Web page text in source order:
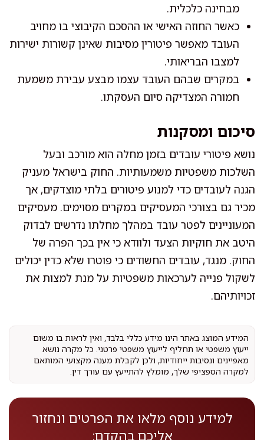
מבחינה כלכלית.
כאשר החוזה האישי או ההסכם הקיבוצי בו מחויב
העובד מאפשר פיטורין מסיבות שאינן קשורות ישירות
למצבו הבריאותי.
במקרים שבהם העובד עצמו מבצע עבירת משמעת
חמורה המצדיקה סיום העסקתו.
סיכום ומסקנות
נושא פיטורי עובדים בזמן מחלה הוא מורכב ובעל
השלכות משפטיות משמעותיות. החוק בישראל מעניק
הגנה לעובדים כדי למנוע פיטורים בלתי מוצדקים, אך
מכיר גם בצורכי המעסיקים במקרים מסוימים. מעסיקים
המעוניינים לפטר עובד במהלך מחלתו נדרשים לבדוק
היטב את חוקיות הצעד ולוודא כי אין בכך הפרה של
החוק. מנגד, עובדים החשודים כי פוטרו שלא כדין יכולים
לשקול פנייה לערכאות משפטיות על מנת למצות את
זכויותיהם.
המידע המוצג באתר הינו מידע כללי בלבד, ואין לראות בו משום
ייעוץ משפטי או תחליף לייעוץ משפטי פרטני. כל מקרה נושא
מאפיינים ונסיבות ייחודיות, ולכן לקבלת מענה מקצועי המותאם
למקרה הספציפי שלך, מומלץ להתייעץ עם עורך דין.
למידע נוסף מלאו את הפרטים ונחזור
אליכם בהקדם: